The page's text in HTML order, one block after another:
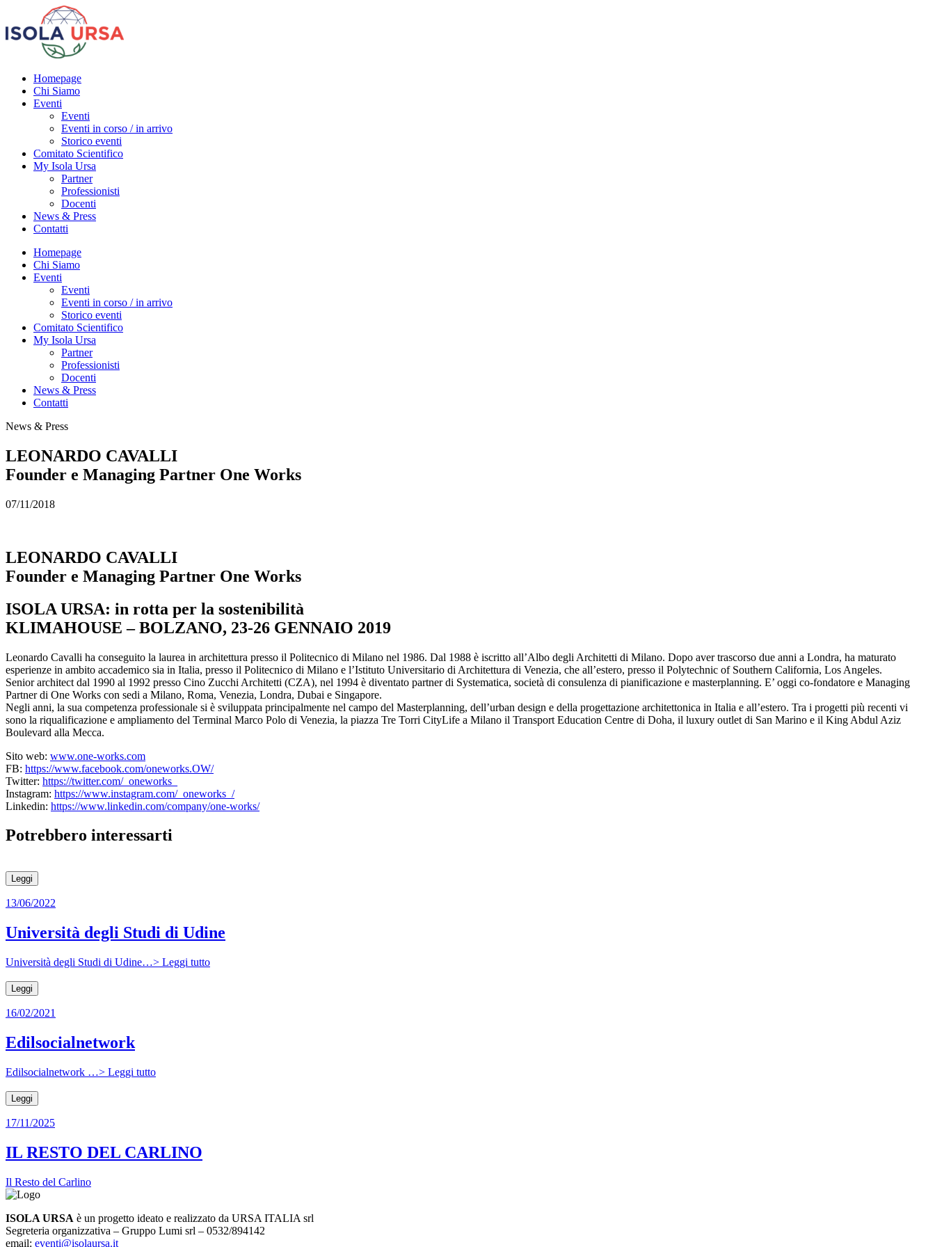
Homepage
Chi Siamo
Eventi
Eventi
Eventi in corso / in arrivo
Storico eventi
Comitato Scientifico
My Isola Ursa
Partner
Professionisti
Docenti
News & Press
Contatti
Homepage
Chi Siamo
Eventi
Eventi
Eventi in corso / in arrivo
Storico eventi
Comitato Scientifico
My Isola Ursa
Partner
Professionisti
Docenti
News & Press
Contatti
News & Press
LEONARDO CAVALLI
Founder e Managing Partner One Works
07/11/2018
LEONARDO CAVALLI
Founder e Managing Partner One Works
ISOLA URSA: in rotta per la sostenibilità
KLIMAHOUSE – BOLZANO, 23-26 GENNAIO 2019
Leonardo Cavalli ha conseguito la laurea in architettura presso il Politecnico di Milano nel 1986. Dal 1988 è iscritto all’Albo degli Architetti di Milano. Dopo aver trascorso due anni a Londra, ha maturato
esperienze in ambito accademico sia in Italia, presso il Politecnico di Milano e l’Istituto Universitario di Architettura di Venezia, che all’estero, presso il Polytechnic of Southern California, Los Angeles.
Senior architect dal 1990 al 1992 presso Cino Zucchi Architetti (CZA), nel 1994 è diventato partner di Systematica, società di consulenza di pianificazione e masterplanning. E’ oggi co-fondatore e Managing
Partner di One Works con sedi a Milano, Roma, Venezia, Londra, Dubai e Singapore.
Negli anni, la sua competenza professionale si è sviluppata principalmente nel campo del Masterplanning, dell’urban design e della progettazione architettonica in Italia e all’estero. Tra i progetti più recenti vi
sono la riqualificazione e ampliamento del Terminal Marco Polo di Venezia, la piazza Tre Torri CityLife a Milano il Transport Education Centre di Doha, il luxury outlet di San Marino e il King Abdul Aziz
Boulevard alla Mecca.
Sito web: www.one-works.com
FB: https://www.facebook.com/oneworks.OW/
Twitter: https://twitter.com/_oneworks_
Instagram: https://www.instagram.com/_oneworks_/
Linkedin: https://www.linkedin.com/company/one-works/
Potrebbero interessarti
Leggi
13/06/2022
Università degli Studi di Udine
Università degli Studi di Udine…> Leggi tutto
Leggi
16/02/2021
Edilsocialnetwork
Edilsocialnetwork …> Leggi tutto
Leggi
17/11/2025
IL RESTO DEL CARLINO
Il Resto del Carlino
ISOLA URSA è un progetto ideato e realizzato da URSA ITALIA srl
Segreteria organizzativa – Gruppo Lumi srl – 0532/894142
email: eventi@isolaursa.it